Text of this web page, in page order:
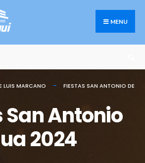
MENU
LUIS MARCANO
FIESTAS SAN ANTONIO DE
San Antonio
2024